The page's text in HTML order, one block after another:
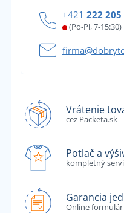
+421 222 205
(Po-Pi, 7-15:30)
Vrátenie
cez Packeta.sk
Potlač a
kompletný
Garancia
Online